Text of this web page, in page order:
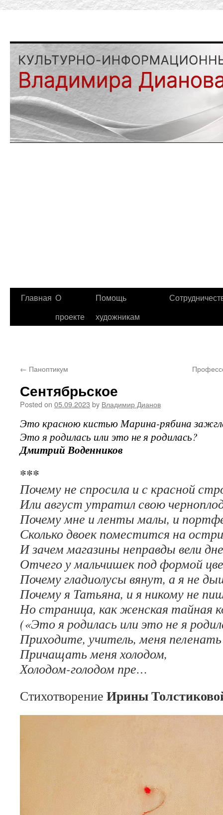
Главная О
проекте
Помощь
художникам
← Паноптикум
Сентябрьское
Posted on 05.09.2023 by Владимир Дианов
Это красною кистью Марина-рябина
Это я родилась или это не я родилась?
Дмитрий Воденников
***
Почему не спросила и с красной
Или август утратил свою
Почему мне и ленты малы, и
Сколько двоек поместится на
И зачем магазины неправды вели
Отчего у мальчишек под формой
Почему гладиолусы вянут, а я не
Почему я Татьяна, и я никому не
Но страница, как женская тайная
(«Это я родилась или это не я
Приходите, учитель, меня
Причащать меня холодом,
Холодом-голодом пре…
Стихотворение Ирины